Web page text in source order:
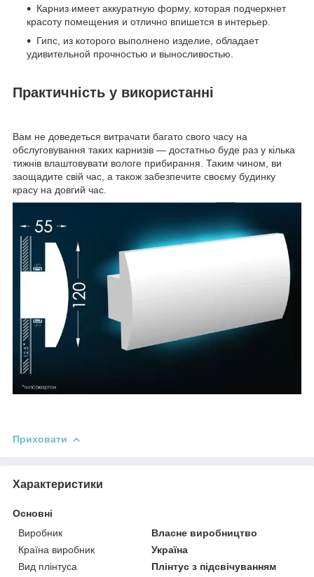
Карниз имеет аккуратную форму, которая подчеркнет
красоту помещения и отлично впишется в интерьер.
Гипс, из которого выполнено изделие, обладает
удивительной прочностью и выносливостью.
Практичність у використанні
Вам не доведеться витрачати багато свого часу на
обслуговування таких карнизів — достатньо буде раз у кілька
тижнів влаштовувати вологе прибирання. Таким чином, ви
заощадите свій час, а також забезпечите своєму будинку
красу на довгий час.
Приховати
Характеристики
Основні
Виробник
Власне виробництво
Країна виробник
Україна
Вид плінтуса
Плінтус з підсвічуванням